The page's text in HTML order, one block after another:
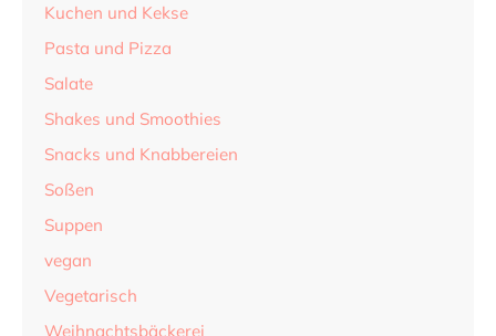
Kuchen und Kekse
Pasta und Pizza
Salate
Shakes und Smoothies
Snacks und Knabbereien
Soßen
Suppen
vegan
Vegetarisch
Weihnachtsbäckerei